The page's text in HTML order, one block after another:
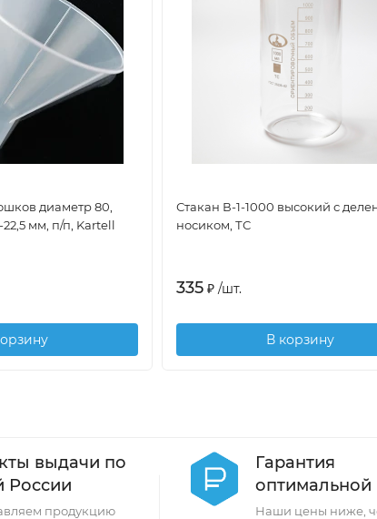
диаметр 80,
22,5 мм, п/п, Kartell
Стакан В-1-1000 высокий с
носиком, ТС
335 ₽ /шт.
В корзину
выдачи по
России
продукцию
Гарантия
оптимальной
Наши цены ниже,